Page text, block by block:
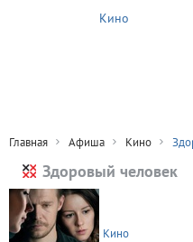
Кино
Главная Афиша Кино
Здоровый человек
Кино